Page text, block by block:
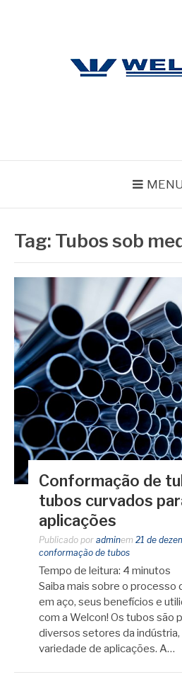
Tag: Tubos sob
Conformação de
tubos curvados
aplicações
Publicado por adminem 21 de
conformação de tubos
Tempo de leitura: 4 minutos
Saiba mais sobre o
em aço, seus benefícios e
com a Welcon! Os tubos são
diversos setores da indústria,
variedade de aplicações. A…